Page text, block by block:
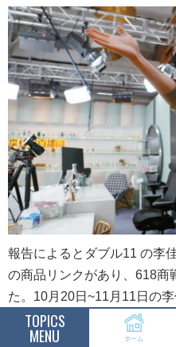
報告によるとダブル11 の李
の商品リンクがあり、618商
た。10月20日~11月11日の
ッション/お菓子/ペット用品
土産 など様々なテーマや特
TOPICS
MENU ホーム